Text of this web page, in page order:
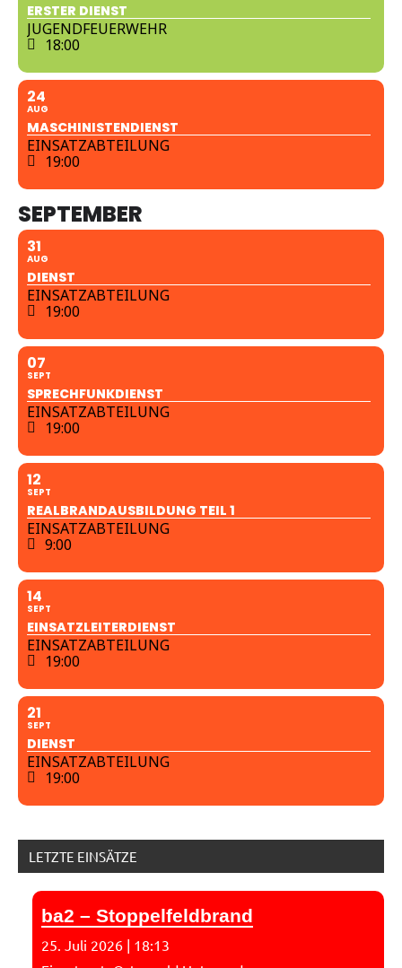
ERSTER DIENST
JUGENDFEUERWEHR
18:00
24
AUG
MASCHINISTENDIENST
EINSATZABTEILUNG
19:00
SEPTEMBER
31
AUG
DIENST
EINSATZABTEILUNG
19:00
07
SEPT
SPRECHFUNKDIENST
EINSATZABTEILUNG
19:00
12
SEPT
REALBRANDAUSBILDUNG TEIL 1
EINSATZABTEILUNG
9:00
14
SEPT
EINSATZLEITERDIENST
EINSATZABTEILUNG
19:00
21
SEPT
DIENST
EINSATZABTEILUNG
19:00
LETZTE EINSÄTZE
ba2 – Stoppelfeldbrand
25. Juli 2026 | 18:13